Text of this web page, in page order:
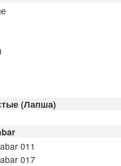
(Лапша)
011
017